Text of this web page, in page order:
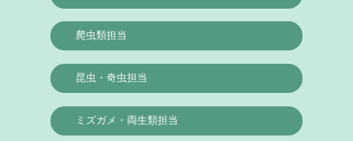
爬虫類担当
昆虫・奇虫担当
ミズガメ・両生類担当